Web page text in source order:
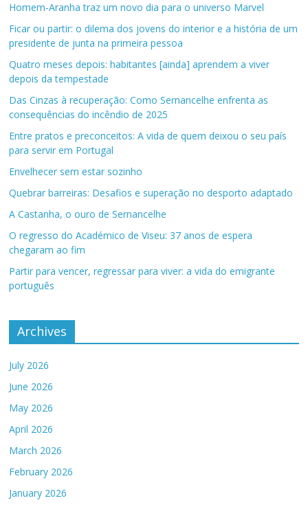
Homem-Aranha traz um novo dia para o universo Marvel
Ficar ou partir: o dilema dos jovens do interior e a história de um
presidente de junta na primeira pessoa
Quatro meses depois: habitantes [ainda] aprendem a viver
depois da tempestade
Das Cinzas à recuperação: Como Sernancelhe enfrenta as
consequências do incêndio de 2025
Entre pratos e preconceitos: A vida de quem deixou o seu país
para servir em Portugal
Envelhecer sem estar sozinho
Quebrar barreiras: Desafios e superação no desporto adaptado
A Castanha, o ouro de Sernancelhe
O regresso do Académico de Viseu: 37 anos de espera
chegaram ao fim
Partir para vencer, regressar para viver: a vida do emigrante
português
Archives
July 2026
June 2026
May 2026
April 2026
March 2026
February 2026
January 2026